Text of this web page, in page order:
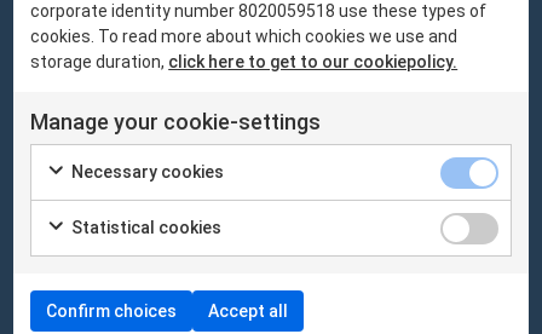
Vi är ett nationellt fristående kunskapscentrum med hemvist
på Utrikespolitiska institutet.
corporate identity number 8020059518 use these types of
cookies. To read more about which cookies we use and
storage duration, click here to get to our cookiepolicy.
Manage your cookie-settings
Necessary cookies
Statistical cookies
Confirm choices Accept all